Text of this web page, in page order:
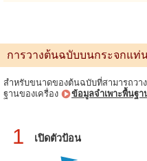
การวางต้นฉบับบนกระจกแท่
สำหรับขนาดของต้นฉบับที่สามารถวา
ฐานของเครื่อง
ข้อมูลจำเพาะพื้นฐา
1 เปิดตัวป้อน